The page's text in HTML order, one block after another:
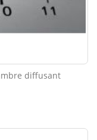
diffusant